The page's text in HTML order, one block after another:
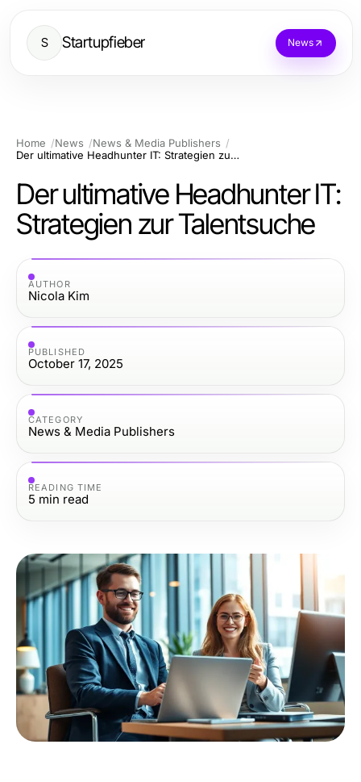
S Startupfieber News
Home News
News & Media Publishers
Der ultimative Headhunter IT: Strategien zur Talentsuche
Der ultimative Headhunter IT:
Strategien zur Talentsuche
AUTHOR
Nicola Kim
PUBLISHED
October 17, 2025
CATEGORY
News & Media Publishers
READING TIME
5 min read